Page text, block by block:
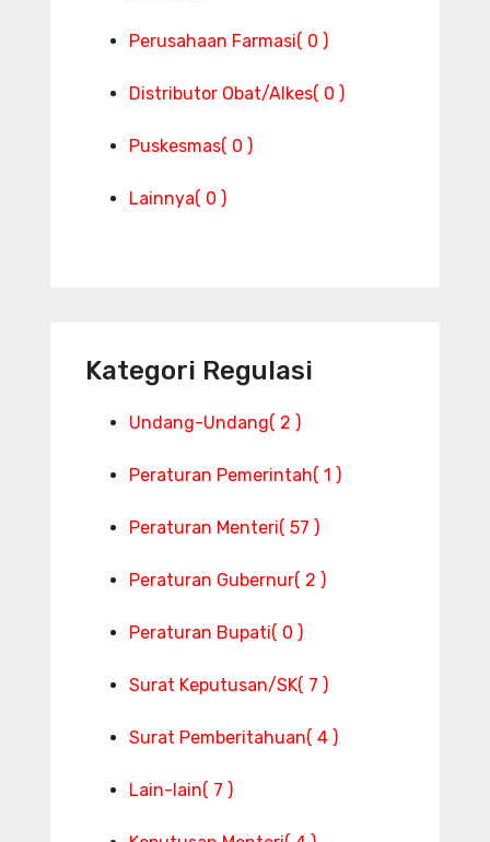
Perusahaan Farmasi( 0 )
Distributor Obat/Alkes( 0 )
Puskesmas( 0 )
Lainnya( 0 )
Kategori Regulasi
Undang-Undang( 2 )
Peraturan Pemerintah( 1 )
Peraturan Menteri( 57 )
Peraturan Gubernur( 2 )
Peraturan Bupati( 0 )
Surat Keputusan/SK( 7 )
Surat Pemberitahuan( 4 )
Lain-lain( 7 )